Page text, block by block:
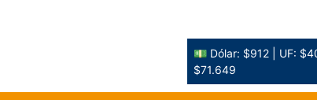
💵 Dólar: $912 | UF:
$71.649